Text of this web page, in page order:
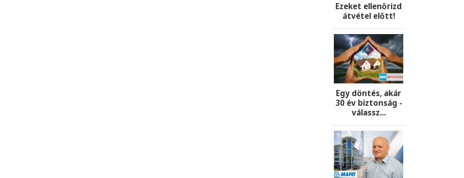
Ezeket ellenőrizd
átvétel előtt!
Egy döntés, akár
30 év biztonság -
válassz...